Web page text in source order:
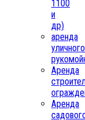
1100
и
др)
аренда
уличного
Аренда
Аренда